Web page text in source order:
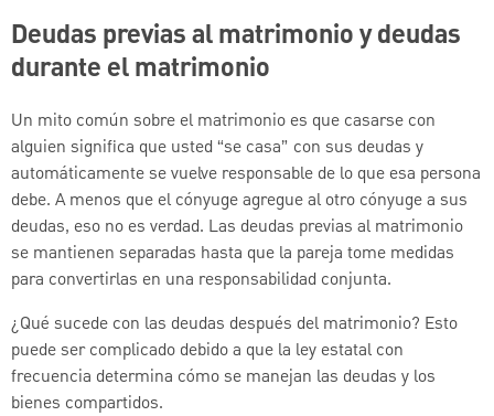
Deudas previas al matrimonio y deudas
durante el matrimonio
Un mito común sobre el matrimonio es que casarse con
alguien significa que usted “se casa” con sus deudas y
automáticamente se vuelve responsable de lo que esa persona
debe. A menos que el cónyuge agregue al otro cónyuge a sus
deudas, eso no es verdad. Las deudas previas al matrimonio
se mantienen separadas hasta que la pareja tome medidas
para convertirlas en una responsabilidad conjunta.
¿Qué sucede con las deudas después del matrimonio? Esto
puede ser complicado debido a que la ley estatal con
frecuencia determina cómo se manejan las deudas y los
bienes compartidos.